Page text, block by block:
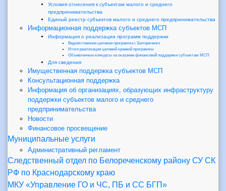
Условия отнесения к субъектам малого и среднего
предпринимательства
Единый реестр субъектов малого и среднего предпринимательства
Информационная поддержка субъектов МСП
Информация о реализации программ поддержки
Ведомственная целевая программа г. Белореченск
Итоги реализации целевой краевой программы
Объявленные конкурсы на оказание финансовой поддержки субъектам МСП
Для сведения
Имущественная поддержка субъектов МСП
Консультационная поддержка
Информация об организациях, образующих инфраструктуру
поддержки субъектов малого и среднего
предпринимательства
Новости
Финансовое просвещение
Муниципальные услуги
Административный регламент
Следственный отдел по Белореченскому району СУ СК
РФ по Краснодарскому краю
МКУ «Управление ГО и ЧС, ПБ и СС БГП»